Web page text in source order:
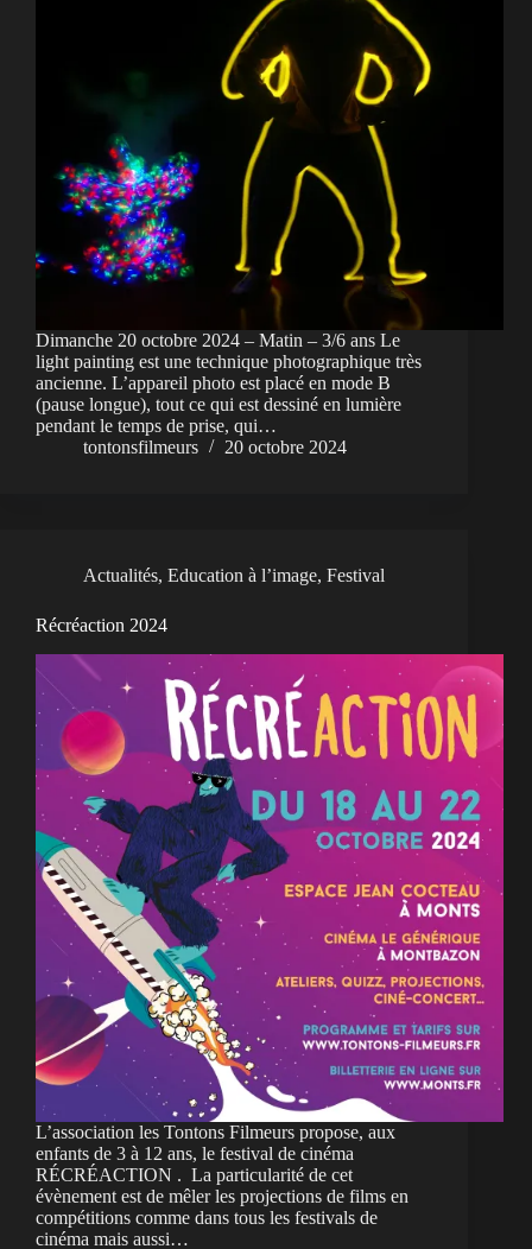
Dimanche 20 octobre 2024 – Matin – 3/6 ans Le
light painting est une technique photographique très
ancienne. L’appareil photo est placé en mode B
(pause longue), tout ce qui est dessiné en lumière
pendant le temps de prise, qui…
tontonsfilmeurs
20 octobre 2024
Actualités, Education à l’image, Festival
Récréaction 2024
L’association les Tontons Filmeurs propose, aux
enfants de 3 à 12 ans, le festival de cinéma
RÉCRÉACTION . La particularité de cet
évènement est de mêler les projections de films en
compétitions comme dans tous les festivals de
cinéma mais aussi…